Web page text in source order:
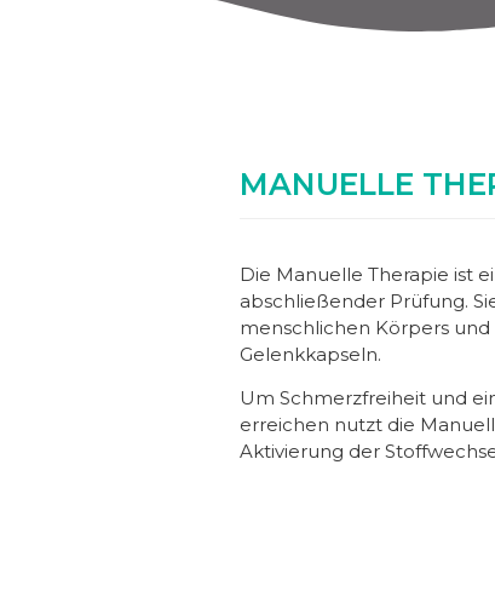
MANUELLE
Die Manuelle Therapie ist
abschließender Prüfung.
menschlichen Körpers
Gelenkkapseln.
Um Schmerzfreiheit und
erreichen nutzt die
Aktivierung der